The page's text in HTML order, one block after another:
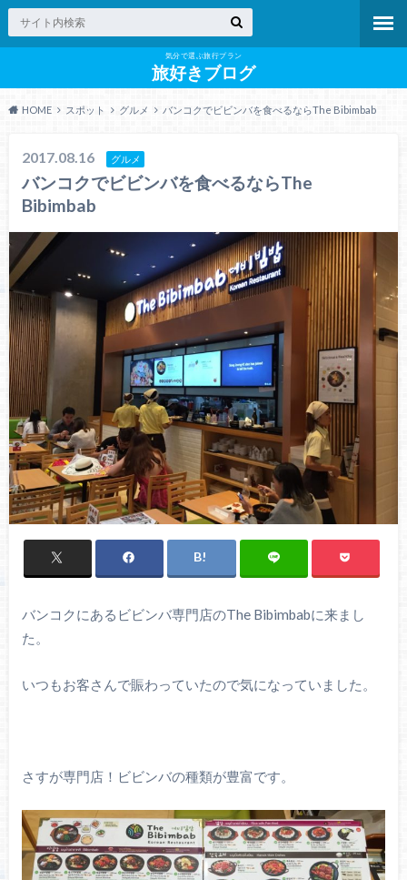
気分で選ぶ旅行プラン
旅好きブログ
HOME スポット グルメ バンコクでビビンバを食べるならThe Bibimbab
2017.08.16 グルメ
バンコクでビビンバを食べるならThe
Bibimbab
バンコクにあるビビンバ専門店のThe Bibimbabに来まし
た。
いつもお客さんで賑わっていたので気になっていました。
さすが専門店！ビビンバの種類が豊富です。